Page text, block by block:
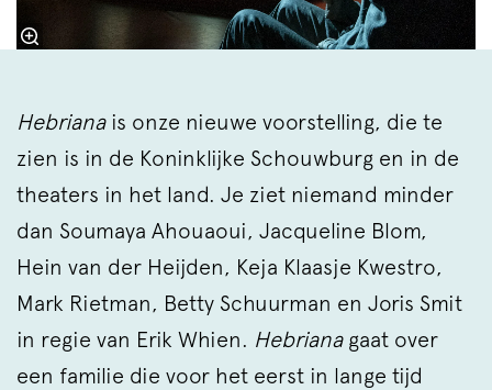
Hebrianais onze nieuwe voorstelling, die te
zien is in de Koninklijke Schouwburg en in de
theaters in het land. Je ziet niemand minder
dan Soumaya Ahouaoui, Jacqueline Blom,
Hein van der Heijden, Keja Klaasje Kwestro,
Mark Rietman, Betty Schuurman en Joris Smit
in regie van Erik Whien. Hebriana gaat over
een familie die voor het eerst in lange tijd